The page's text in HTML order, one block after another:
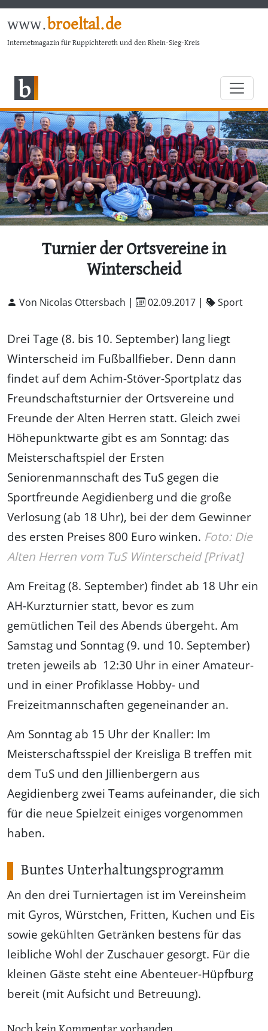
www.broeltal.de
Internetmagazin für Ruppichteroth und den Rhein-Sieg-Kreis
Turnier der Ortsvereine in
Winterscheid
Von Nicolas Ottersbach | 02.09.2017 | Sport
Drei Tage (8. bis 10. September) lang liegt
Winterscheid im Fußballfieber. Denn dann
findet auf dem Achim-Stöver-Sportplatz das
Freundschaftsturnier der Ortsvereine und
Freunde der Alten Herren statt. Gleich zwei
Höhepunktwarte gibt es am Sonntag: das
Meisterschaftspiel der Ersten
Seniorenmannschaft des TuS gegen die
Sportfreunde Aegidienberg und die große
Verlosung (ab 18 Uhr), bei der dem Gewinner
des ersten Preises 800 Euro winken. Foto: Die
Alten Herren vom TuS Winterscheid [Privat]
Am Freitag (8. September) findet ab 18 Uhr ein
AH-Kurzturnier statt, bevor es zum
gemütlichen Teil des Abends übergeht. Am
Samstag und Sonntag (9. und 10. September)
treten jeweils ab 12:30 Uhr in einer Amateur-
und in einer Profiklasse Hobby- und
Freizeitmannschaften gegeneinander an.
Am Sonntag ab 15 Uhr der Knaller: Im
Meisterschaftsspiel der Kreisliga B treffen mit
dem TuS und den Jillienbergern aus
Aegidienberg zwei Teams aufeinander, die sich
für die neue Spielzeit einiges vorgenommen
haben.
Buntes Unterhaltungsprogramm
An den drei Turniertagen ist im Vereinsheim
mit Gyros, Würstchen, Fritten, Kuchen und Eis
sowie gekühlten Getränken bestens für das
leibliche Wohl der Zuschauer gesorgt. Für die
kleinen Gäste steht eine Abenteuer-Hüpfburg
bereit (mit Aufsicht und Betreuung).